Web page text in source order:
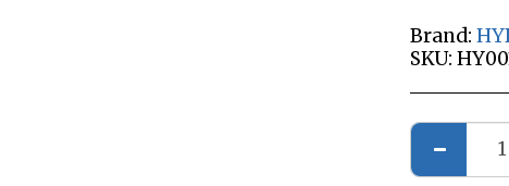
Brand:
SKU: